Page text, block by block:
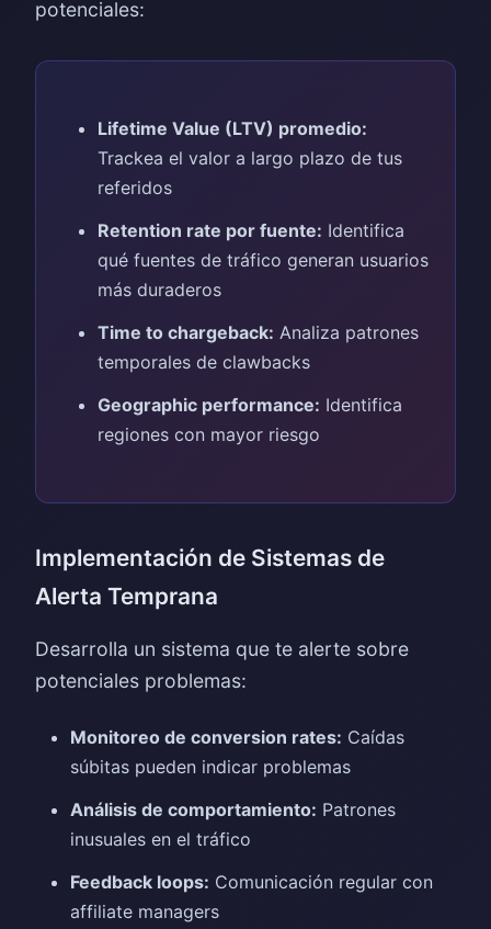
potenciales:
Lifetime Value (LTV) promedio:
Trackea el valor a largo plazo de tus
referidos
Retention rate por fuente: Identifica
qué fuentes de tráfico generan usuarios
más duraderos
Time to chargeback: Analiza patrones
temporales de clawbacks
Geographic performance: Identifica
regiones con mayor riesgo
Implementación de Sistemas de
Alerta Temprana
Desarrolla un sistema que te alerte sobre
potenciales problemas:
Monitoreo de conversion rates: Caídas
súbitas pueden indicar problemas
Análisis de comportamiento: Patrones
inusuales en el tráfico
Feedback loops: Comunicación regular con
affiliate managers